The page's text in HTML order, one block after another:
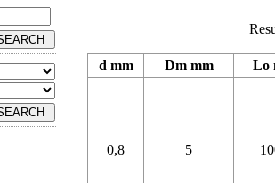
d mm Dm mm Lo
0,8 5